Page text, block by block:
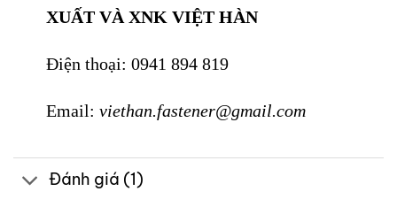
XUẤT VÀ XNK VIỆT HÀN
Điện thoại: 0941 894 819
Email: viethan.fastener@gmail.com
Đánh giá (1)